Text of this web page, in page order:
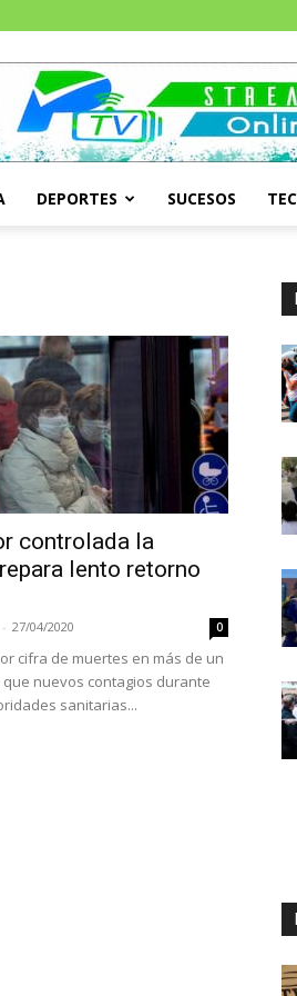
DEPORTES SUCESOS
controlada la
lento retorno
- 27/04/2020 0
cifra de muertes en más de un
nuevos contagios durante
sanitarias...